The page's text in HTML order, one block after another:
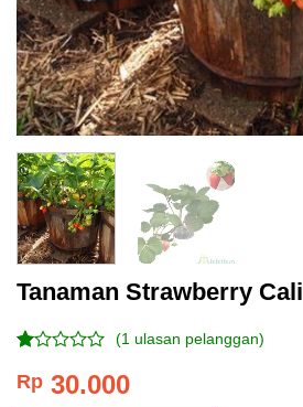
Tanaman Strawberry
1.00
(1 ulasan pelanggan)
Rp 30.000